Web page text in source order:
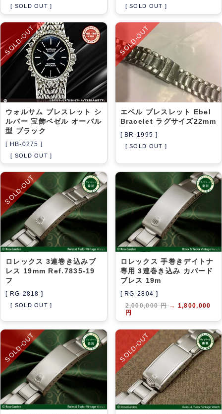
[ SOLD OUT ] [ SOLD OUT ]
SOLD-OUT
ウォルサム ブレスレット シ
ルバー 宝飾ベゼル オーバル
型 ブラック
[ HB-0275 ]
[ SOLD OUT ]
SOLD-OUT
エベル ブレスレット Ebel
Bracelet ラグサイズ22mm
[ BR-1995 ]
[ SOLD OUT ]
SOLD-OUT
ロレックス 3連巻き込みブ
レス 19mm Ref.7835-19
フ
[ RG-2818 ]
[ SOLD OUT ]
ロレックス 手巻きデイトナ
専用 3連巻き込み カバード
ブレス 19m
[ RG-2804 ]
2,000,000 円→
1,800,000
円
SOLD-OUT SOLD-OUT